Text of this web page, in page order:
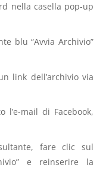
nella casella pop-up
blu “Avvia Archivio”
link dell’archivio via
l’e-mail di Facebook,
fare clic sul
e reinserire la